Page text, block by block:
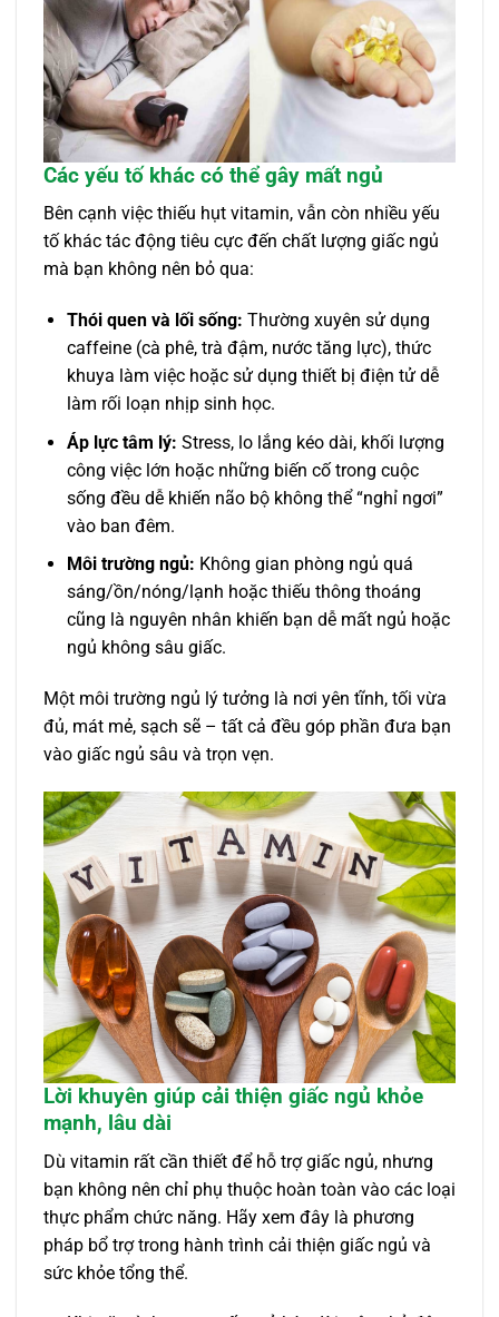
Các yếu tố khác có thể gây mất ngủ
Bên cạnh việc thiếu hụt vitamin, vẫn còn nhiều yếu
tố khác tác động tiêu cực đến chất lượng giấc ngủ
mà bạn không nên bỏ qua:
Thói quen và lối sống: Thường xuyên sử dụng
caffeine (cà phê, trà đậm, nước tăng lực), thức
khuya làm việc hoặc sử dụng thiết bị điện tử dễ
làm rối loạn nhịp sinh học.
Áp lực tâm lý: Stress, lo lắng kéo dài, khối lượng
công việc lớn hoặc những biến cố trong cuộc
sống đều dễ khiến não bộ không thể “nghỉ ngơi”
vào ban đêm.
Môi trường ngủ: Không gian phòng ngủ quá
sáng/ồn/nóng/lạnh hoặc thiếu thông thoáng
cũng là nguyên nhân khiến bạn dễ mất ngủ hoặc
ngủ không sâu giấc.
Một môi trường ngủ lý tưởng là nơi yên tĩnh, tối vừa
đủ, mát mẻ, sạch sẽ – tất cả đều góp phần đưa bạn
vào giấc ngủ sâu và trọn vẹn.
Lời khuyên giúp cải thiện giấc ngủ khỏe
mạnh, lâu dài
Dù vitamin rất cần thiết để hỗ trợ giấc ngủ, nhưng
bạn không nên chỉ phụ thuộc hoàn toàn vào các loại
thực phẩm chức năng. Hãy xem đây là phương
pháp bổ trợ trong hành trình cải thiện giấc ngủ và
sức khỏe tổng thể.